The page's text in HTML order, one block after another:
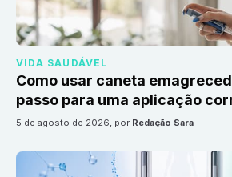
VIDA SAUDÁVEL
Como usar caneta
passo para uma aplicação
5 de agosto de 2026, por Redação Sara